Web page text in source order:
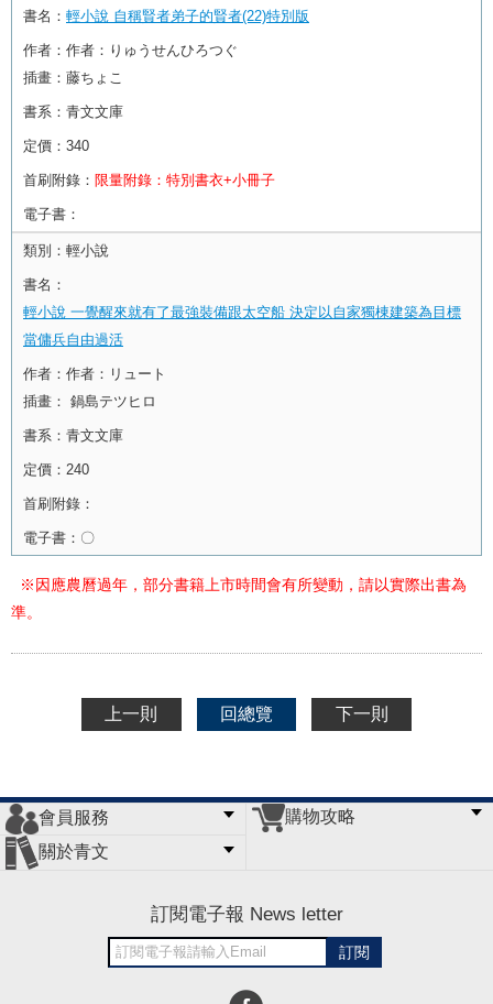
書名： 輕小說 自稱賢者弟子的賢者(22)特別版
作者： 作者：りゅうせんひろつぐ
插畫：藤ちょこ
書系： 青文文庫
定價： 340
首刷附錄： 限量附錄：特別書衣+小冊子
電子書：
類別： 輕小說
書名：
輕小說 一覺醒來就有了最強裝備跟太空船 決定以自家獨棟建築為目標
當傭兵自由過活
作者： 作者：リュート
插畫： 鍋島テツヒロ
書系： 青文文庫
定價： 240
首刷附錄：
電子書： 〇
※因應農曆過年，部分書籍上市時間會有所變動，請以實際出書為
準。
上一則 回總覽 下一則
會員服務
會員辦法
客服信箱
隱私條款
網站導覽
購物攻略
關於青文
訂閱電子報 News letter
訂閱